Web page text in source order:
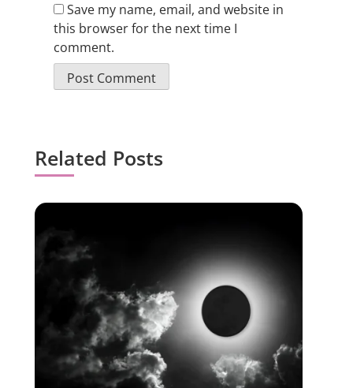
Save my name, email, and website in
this browser for the next time I
comment.
Related Posts